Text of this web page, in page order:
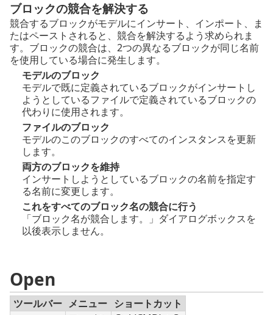
ブロックの競合を解決する
競合するブロックがモデルにインサート、インポート、ま
たはペーストされると、競合を解決するよう求められま
す。ブロックの競合は、2つの異なるブロックが同じ名前
を使用している場合に発生します。
モデルのブロック
モデルで既に定義されているブロックがインサートし
ようとしているファイルで定義されているブロックの
代わりに使用されます。
ファイルのブロック
モデルのこのブロックのすべてのインスタンスを更新
します。
両方のブロックを維持
インサートしようとしているブロックの名前を指定す
る名前に変更します。
これをすべてのブロック名の競合に行う
「ブロック名が競合します。」ダイアログボックスを
以後表示しません。
Open
ツールバー メニュー ショートカット